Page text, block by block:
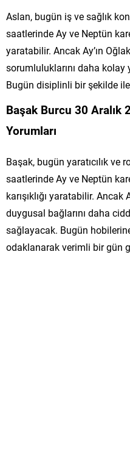
Aslan, bugün iş ve sağlık
saatlerinde Ay ve Neptün
yaratabilir. Ancak Ay’ın
sorumluluklarını daha
Bugün disiplinli bir şekilde
Başak Burcu 30 Aralık
Yorumları
Başak, bugün yaratıcılık
saatlerinde Ay ve Neptün
karışıklığı yaratabilir. Ancak
duygusal bağlarını daha
sağlayacak. Bugün
odaklanarak verimli bir gün